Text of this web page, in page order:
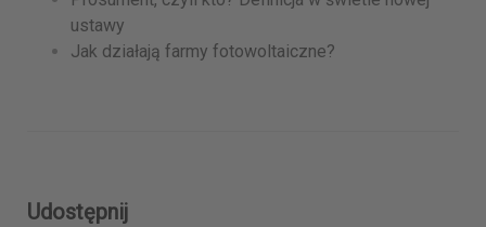
ustawy
Jak działają farmy fotowoltaiczne?
Udostępnij